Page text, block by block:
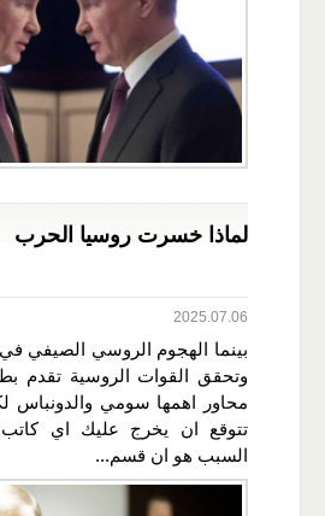
لماذا خسرت روسيا الحرب
2025.07.06
بينما الهجوم الروسي الصيفي في
وتحقق القوات الروسية تقدم
محاور اهمها سومي والدونباس
تتوقع ان يخرج عليك اي كاتب
السبب هو ان قسم...